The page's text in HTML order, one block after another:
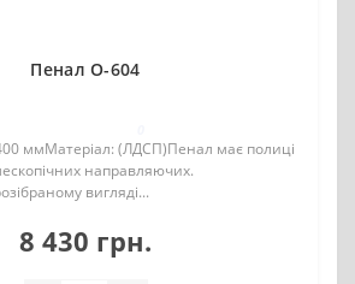
Пенал О-604
ммМатеріал: (ЛДСП)Пенал має полиці
направляючих.
вигляді...
8 430 грн.